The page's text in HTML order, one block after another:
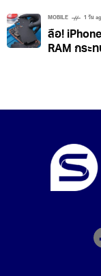
MOBILE 1 วัน
ลือ!
RAM กระ